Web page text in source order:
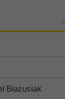
Błażusiak